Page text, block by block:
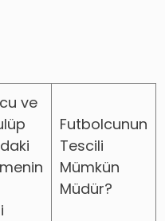
ve
Futbolcunun
Tescili
Mümkün
Müdür?